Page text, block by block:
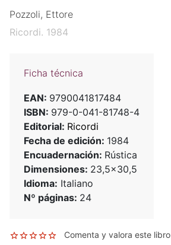
Pozzoli, Ettore
Ricordi. 1984
Ficha técnica
EAN: 9790041817484
ISBN: 979-0-041-81748-4
Editorial: Ricordi
Fecha de edición: 1984
Encuadernación: Rústica
Dimensiones: 23,5x30,5
Idioma: Italiano
Nº páginas: 24
Comenta y valora este libro